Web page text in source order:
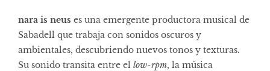
nara is neus es una emergente productora musical de
Sabadell que trabaja con sonidos oscuros y
ambientales, descubriendo nuevos tonos y texturas.
Su sonido transita entre el low-rpm, la música